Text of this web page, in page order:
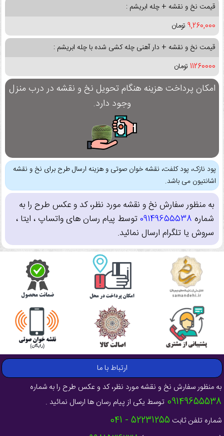
قیمت نخ و نقشه + چله ابریشم :
9,260,000 تومان
قیمت نخ و نقشه + دار آهنی چله کشی شده با چله ابریشم :
11260000 تومان
امکان پرداخت هزینه هنگام تحویل نخ و نقشه در درب منزل
وجود دارد.
پود نازک، پود کلفت، نقشه خوان صوتی و هزینه ارسال طرح برای نخ و نقشه
اشانتیون می باشد.
به منظور سفارش نخ و نقشه مورد نظر، کد و عکس طرح را به
شماره 09149655538توسط پیام رسان های واتساپ ، ایتا ،
سروش یا تلگرام ارسال نمائید.
ارتباط با ما
به منظور سفارش نخ و نقشه مورد نظر، کد و عکس طرح را به شماره
09149655538 توسط یکی از پیام رسان ها ارسال نمائید .
شماره تلفن ثابت 52231255 - 041